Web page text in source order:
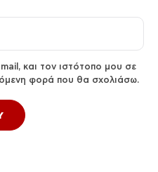
και τον ιστότοπο μου σε
φορά που θα σχολιάσω.